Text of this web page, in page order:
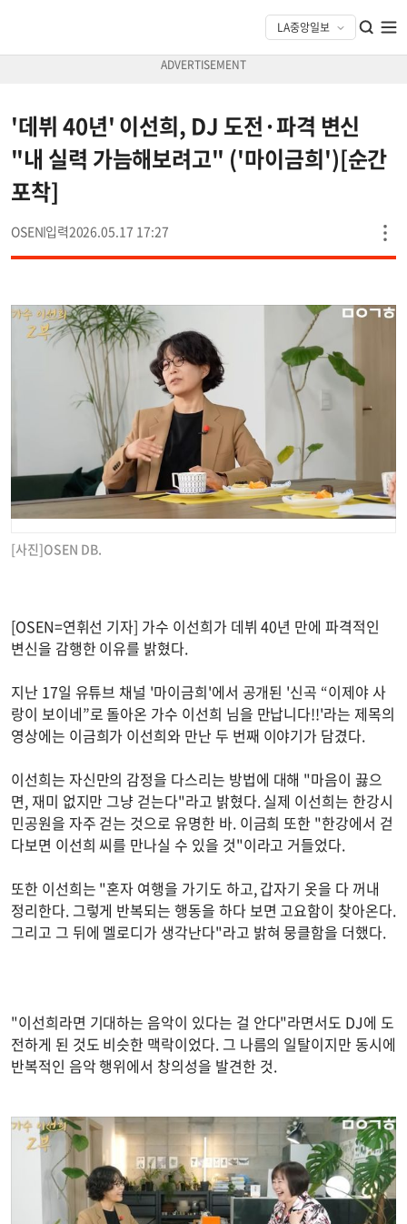
'데뷔 40년' 이선희, DJ 도전·파격 변신
"내 실력 가늠해보려고" ('마이금희')[순간
포착]
OSEN 2026.05.17 17:27
[사진]OSEN DB.
[OSEN=연휘선 기자] 가수 이선희가 데뷔 40년 만에 파격적인
변신을 감행한 이유를 밝혔다.
지난 17일 유튜브 채널 '마이금희'에서 공개된 '신곡 “이제야 사
랑이 보이네”로 돌아온 가수 이선희 님을 만납니다!!'라는 제목의
영상에는 이금희가 이선희와 만난 두 번째 이야기가 담겼다.
이선희는 자신만의 감정을 다스리는 방법에 대해 "마음이 끓으
면, 재미 없지만 그냥 걷는다"라고 밝혔다. 실제 이선희는 한강시
민공원을 자주 걷는 것으로 유명한 바. 이금희 또한 "한강에서 걷
다보면 이선희 씨를 만나실 수 있을 것"이라고 거들었다.
또한 이선희는 "혼자 여행을 가기도 하고, 갑자기 옷을 다 꺼내
정리한다. 그렇게 반복되는 행동을 하다 보면 고요함이 찾아온다.
그리고 그 뒤에 멜로디가 생각난다"라고 밝혀 뭉클함을 더했다.
"이선희라면 기대하는 음악이 있다는 걸 안다"라면서도 DJ에 도
전하게 된 것도 비슷한 맥락이었다. 그 나름의 일탈이지만 동시에
반복적인 음악 행위에서 창의성을 발견한 것.